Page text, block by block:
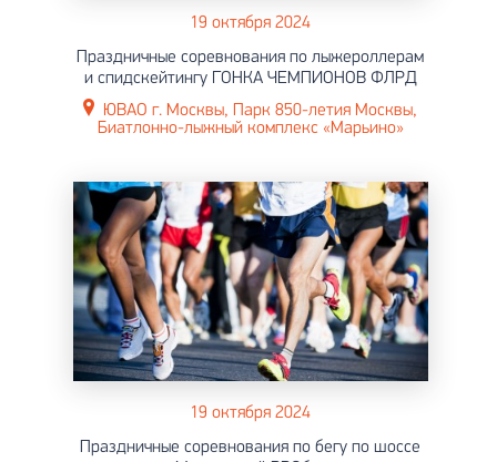
19 октября 2024
Праздничные соревнования по лыжероллерам
и спидскейтингу ГОНКА ЧЕМПИОНОВ ФЛРД
ЮВАО г. Москвы, Парк 850-летия Москвы,
Биатлонно-лыжный комплекс «Марьино»
19 октября 2024
Праздничные соревнования по бегу по шоссе